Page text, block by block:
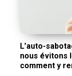
L’auto-
nous évitons
comment y